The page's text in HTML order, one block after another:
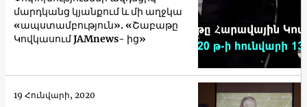
մարդկանց կյանքում և մի աղջկա
«ապստամբություն». «Շաբաթը
Կովկասում JAMnews- ից»
19 Հունվարի, 2020